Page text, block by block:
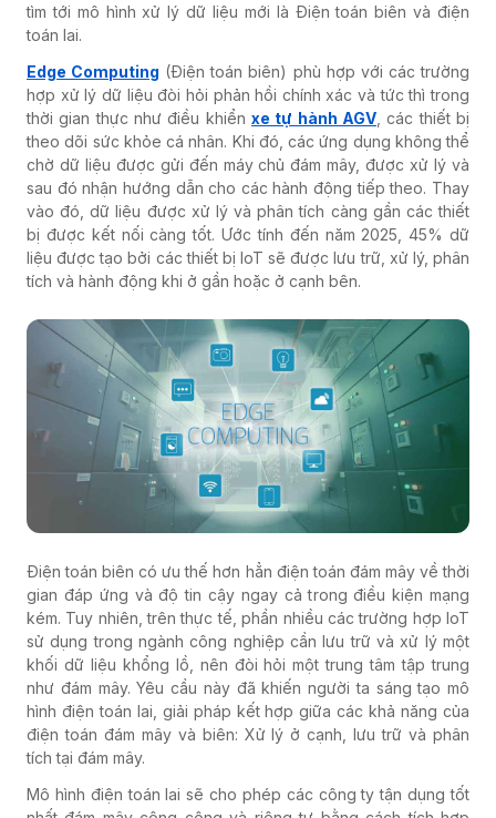
tìm tới mô hình xử lý dữ liệu mới là Điện toán biên và điện
toán lai.
Edge Computing (Điện toán biên) phù hợp với các trường
hợp xử lý dữ liệu đòi hỏi phản hồi chính xác và tức thì trong
thời gian thực như điều khiển xe tự hành AGV , các thiết bị
theo dõi sức khỏe cá nhân. Khi đó, các ứng dụng không thể
chờ dữ liệu được gửi đến máy chủ đám mây, được xử lý và
sau đó nhận hướng dẫn cho các hành động tiếp theo. Thay
vào đó, dữ liệu được xử lý và phân tích càng gần các thiết
bị được kết nối càng tốt. Ước tính đến năm 2025, 45% dữ
liệu được tạo bởi các thiết bị IoT sẽ được lưu trữ, xử lý, phân
tích và hành động khi ở gần hoặc ở cạnh bên.
Điện toán biên có ưu thế hơn hẳn điện toán đám mây về thời
gian đáp ứng và độ tin cậy ngay cả trong điều kiện mạng
kém. Tuy nhiên, trên thực tế, phần nhiều các trường hợp IoT
sử dụng trong ngành công nghiệp cần lưu trữ và xử lý một
khối dữ liệu khổng lồ, nên đòi hỏi một trung tâm tập trung
như đám mây. Yêu cầu này đã khiến người ta sáng tạo mô
hình điện toán lai, giải pháp kết hợp giữa các khả năng của
điện toán đám mây và biên: Xử lý ở cạnh, lưu trữ và phân
tích tại đám mây.
Mô hình điện toán lai sẽ cho phép các công ty tận dụng tốt